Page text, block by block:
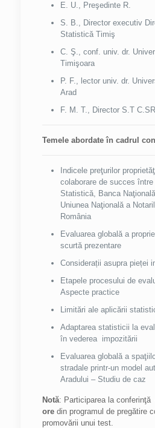
E. U., Preşedinte R.
S. B., Director executiv
Statistică Timiş
C. Ş., conf. univ. dr.
Timişoara
P. F., lector univ. dr.
Arad
F. M. T., Director S.T
Temele abordate în cadrul
Indicele preţurilor
colaborare de succes
Statistică, Banca
Uniunea Naţională a
România
Evaluarea globală a
scurtă prezentare
Considerații asupra pieței
Etapele procesului de
Aspecte practice
Limitări ale aplicării
Adaptarea statisticii la
în vederea impozitării
Evaluarea globală a
stradale printr-un model
Aradului – Studiu de caz
Notă: Participarea la
oredin programul de pregătire
promovării unui test.